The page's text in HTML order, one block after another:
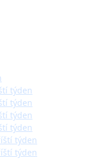
týden
týden
týden
týden
týden
týden